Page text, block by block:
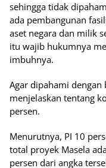
sehingga tidak
ada pembangunan
aset negara dan milik
itu wajib hukumnya
imbuhnya.
Agar dipahami
menjelaskan tentang
persen.
Menurutnya, PI 10
total proyek Masela
persen dari angka